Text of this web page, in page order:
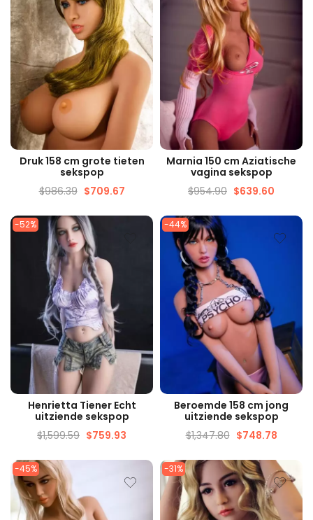
SNELLE WEERGAVE
Druk 158 cm grote tieten
sekspop
$986.39 $709.67
SNELLE WEERGAVE
Marnia 150 cm Aziatische
vagina sekspop
$954.90 $639.60
-52%
SNELLE WEERGAVE
Henrietta Tiener Echt
uitziende sekspop
$1,599.59 $759.93
-44%
SNELLE WEERGAVE
Beroemde 158 cm jong
uitziende sekspop
$1,347.80 $748.78
-45% -31%